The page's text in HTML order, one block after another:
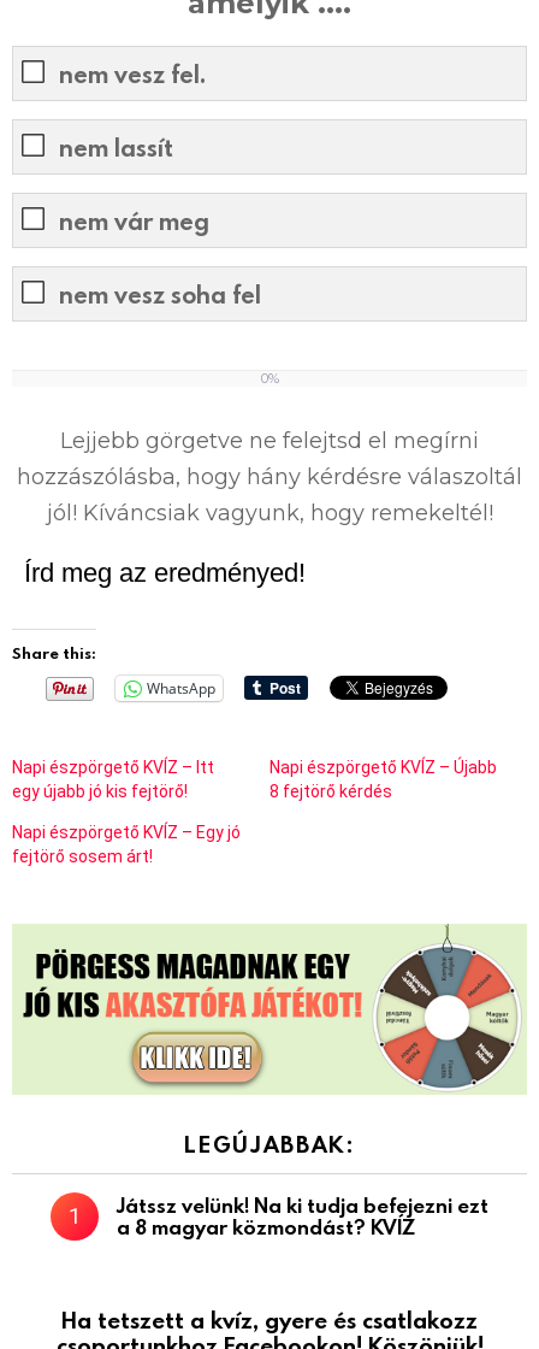
nem vesz fel.
nem lassít
nem vár meg
nem vesz soha fel
0%
Lejjebb görgetve ne felejtsd el megírni
hozzászólásba, hogy hány kérdésre válaszoltál
jól! Kíváncsiak vagyunk, hogy remekeltél!
Írd meg az eredményed!
Share this:
WhatsApp
Napi észpörgető KVÍZ – Itt
egy újabb jó kis fejtörő!
Napi észpörgető KVÍZ – Újabb
8 fejtörő kérdés
Napi észpörgető KVÍZ – Egy jó
fejtörő sosem árt!
LEGÚJABBAK:
Játssz velünk! Na ki tudja befejezni ezt
a 8 magyar közmondást? KVÍZ
Ha tetszett a kvíz, gyere és csatlakozz